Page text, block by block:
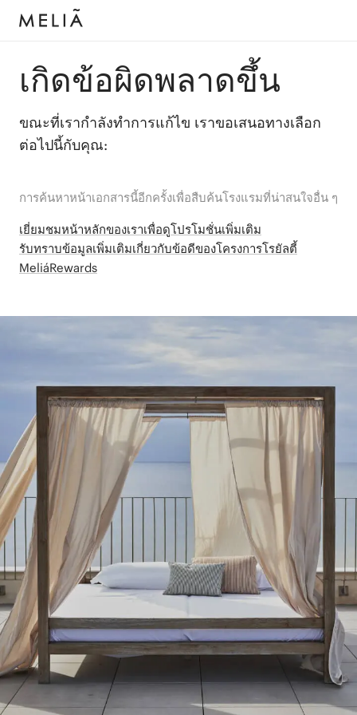
เกิดข้อผิดพลาดขึ้น
ขณะที่เรากำลังทำการแก้ไข เราขอเสนอทางเลือก
ต่อไปนี้กับคุณ:
การค้นหาหน้าเอกสารนี้อีกครั้งเพื่อสืบค้นโรงแรมที่น่าสนใจอื่น ๆ
เยี่ยมชมหน้าหลักของเราเพื่อดูโปรโมชั่นเพิ่มเติม
รับทราบข้อมูลเพิ่มเติมเกี่ยวกับข้อดีของโครงการโรยัลตี้
MeliáRewards